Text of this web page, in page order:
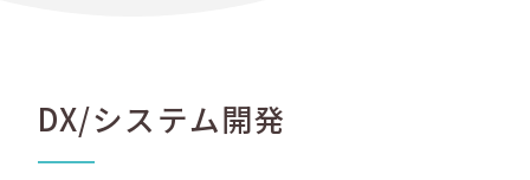
DX/システム開発